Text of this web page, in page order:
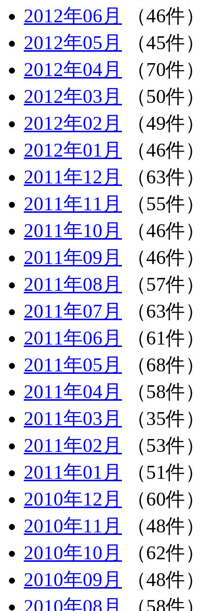
2012年06月
（46件）
2012年05月
（45件）
2012年04月
（70件）
2012年03月
（50件）
2012年02月
（49件）
2012年01月
（46件）
2011年12月
（63件）
2011年11月
（55件）
2011年10月
（46件）
2011年09月
（46件）
2011年08月
（57件）
2011年07月
（63件）
2011年06月
（61件）
2011年05月
（68件）
2011年04月
（58件）
2011年03月
（35件）
2011年02月
（53件）
2011年01月
（51件）
2010年12月
（60件）
2010年11月
（48件）
2010年10月
（62件）
2010年09月
（48件）
2010年08月
（58件）